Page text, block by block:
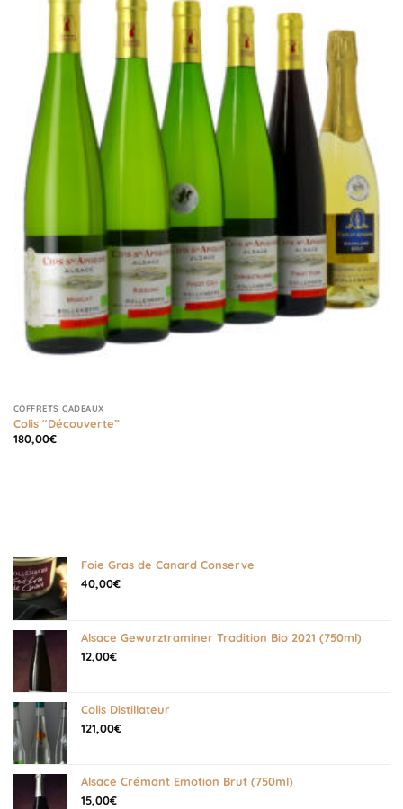
COFFRETS CADEAUX
Colis “Découverte”
180,00€
Foie Gras de Canard Conserve
40,00€
Alsace Gewurztraminer Tradition Bio 2021 (750ml)
12,00€
Colis Distillateur
121,00€
Alsace Crémant Emotion Brut (750ml)
15,00€